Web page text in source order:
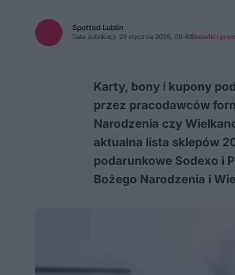
Spotted Lublin
Data publikacji: 23 stycznia 2025, 09:40Gazetki i
Karty, bony i kupony
przez pracodawców
Narodzenia czy
aktualna lista sklepów
podarunkowe Sodexo i
Bożego Narodzenia i